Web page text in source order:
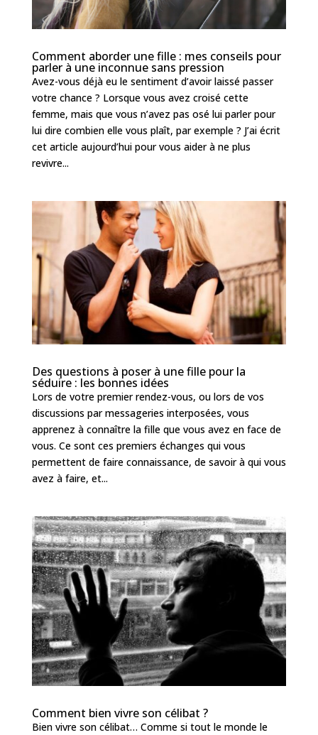
Comment aborder une fille : mes conseils pour
parler à une inconnue sans pression
Avez-vous déjà eu le sentiment d’avoir laissé passer
votre chance ? Lorsque vous avez croisé cette
femme, mais que vous n’avez pas osé lui parler pour
lui dire combien elle vous plaît, par exemple ? J’ai écrit
cet article aujourd’hui pour vous aider à ne plus
revivre...
Des questions à poser à une fille pour la
séduire : les bonnes idées
Lors de votre premier rendez-vous, ou lors de vos
discussions par messageries interposées, vous
apprenez à connaître la fille que vous avez en face de
vous. Ce sont ces premiers échanges qui vous
permettent de faire connaissance, de savoir à qui vous
avez à faire, et...
Comment bien vivre son célibat ?
Bien vivre son célibat… Comme si tout le monde le